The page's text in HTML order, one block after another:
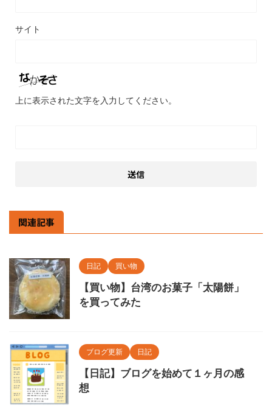
サイト
上に表示された文字を入力してください。
関連記事
日記 買い物
【買い物】台湾のお菓子「太陽餅」
を買ってみた
ブログ更新 日記
【日記】ブログを始めて１ヶ月の感
想